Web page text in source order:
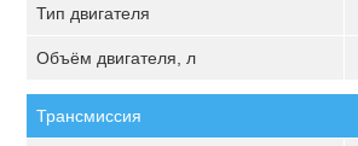
Тип двигателя
Объём двигателя, л
Трансмиссия